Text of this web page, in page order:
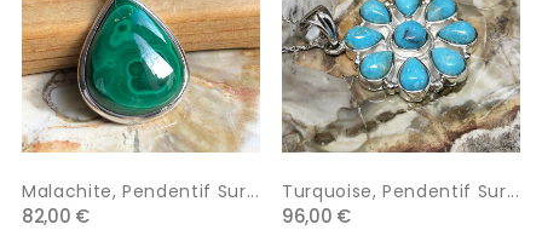
Malachite, Pendentif Sur...
82,00 €
Turquoise, Pendentif Sur...
96,00 €